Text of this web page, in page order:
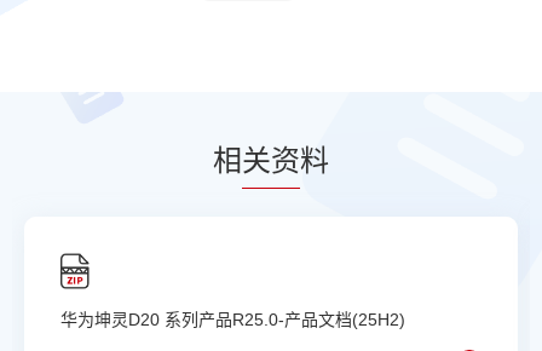
相关资料
华为坤灵D20 系列产品R25.0-产品文档(25H2)